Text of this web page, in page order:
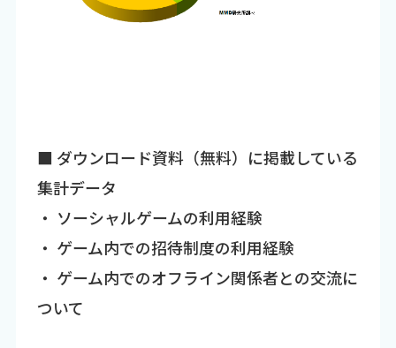
■ ダウンロード資料（無料）に掲載している
集計データ
・ ソーシャルゲームの利用経験
・ ゲーム内での招待制度の利用経験
・ ゲーム内でのオフライン関係者との交流に
ついて